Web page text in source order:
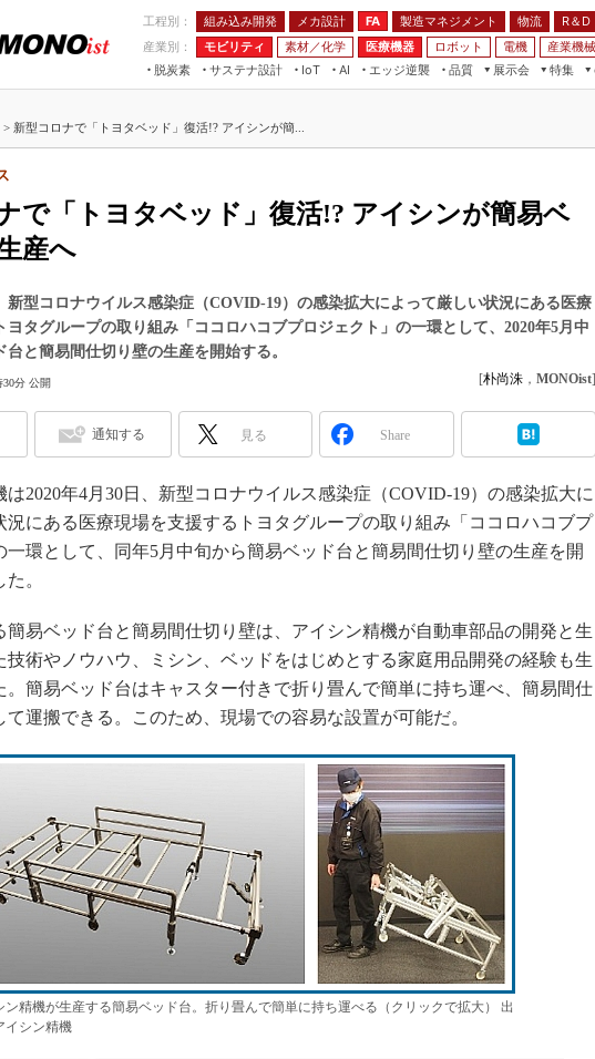
工程別： 組み込み開発 メカ設計 FA 製造マネジメント 物流 R＆D
産業別：
モビリティ 素材／化学 医療機器 ロボット 電機 産業機械
脱炭素
サステナ設計
IoT
つながる工場
AI
AI×設備保全
エッジ逆襲 品質
展示会
JIMTOF
IIFES
TECHNO-FRONTIER
人テク展
EdgeTech+
日本ものづくりワールド
AUTOMOTIVE WORLD
産業オープンネット展
特集
フィールドサービス
組み込み画像技術
組み込みモデリング
ISO26262
3Dプリンタ
イノベーション
メイドインジャパン
知財マネジメント
海外生産
グローバル設計・開発
制御セキュリティ
新型コロナへの対応
モビリティ
> 新型コロナで「トヨタベッド」復活!? アイシンが簡...
で「トヨタベッド」復活!? アイシンが簡易ベ
産へ
新型コロナウイルス感染症（COVID-19）の感染拡大によって厳しい状況にある医療
ヨタグループの取り組み「ココロハコブプロジェクト」の一環として、2020年5月中
と簡易間仕切り壁の生産を開始する。
30分 公開 [朴尚洙 ， MONOist]
通知する 見る Share
2020年4月30日、新型コロナウイルス感染症（COVID-19）の感染拡大に
況にある医療現場を支援するトヨタグループの取り組み「ココロハコブプ
一環として、同年5月中旬から簡易ベッド台と簡易間仕切り壁の生産を開
。
易ベッド台と簡易間仕切り壁は、アイシン精機が自動車部品の開発と生
技術やノウハウ、ミシン、ベッドをはじめとする家庭用品開発の経験も生
。簡易ベッド台はキャスター付きで折り畳んで簡単に持ち運べ、簡易間仕
て運搬できる。このため、現場での容易な設置が可能だ。
ン精機が生産する簡易ベッド台。折り畳んで簡単に持ち運べる（クリックで拡大） 出
イシン精機